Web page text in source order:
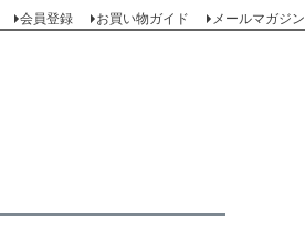
会員登録 お買い物ガイド メールマガジン